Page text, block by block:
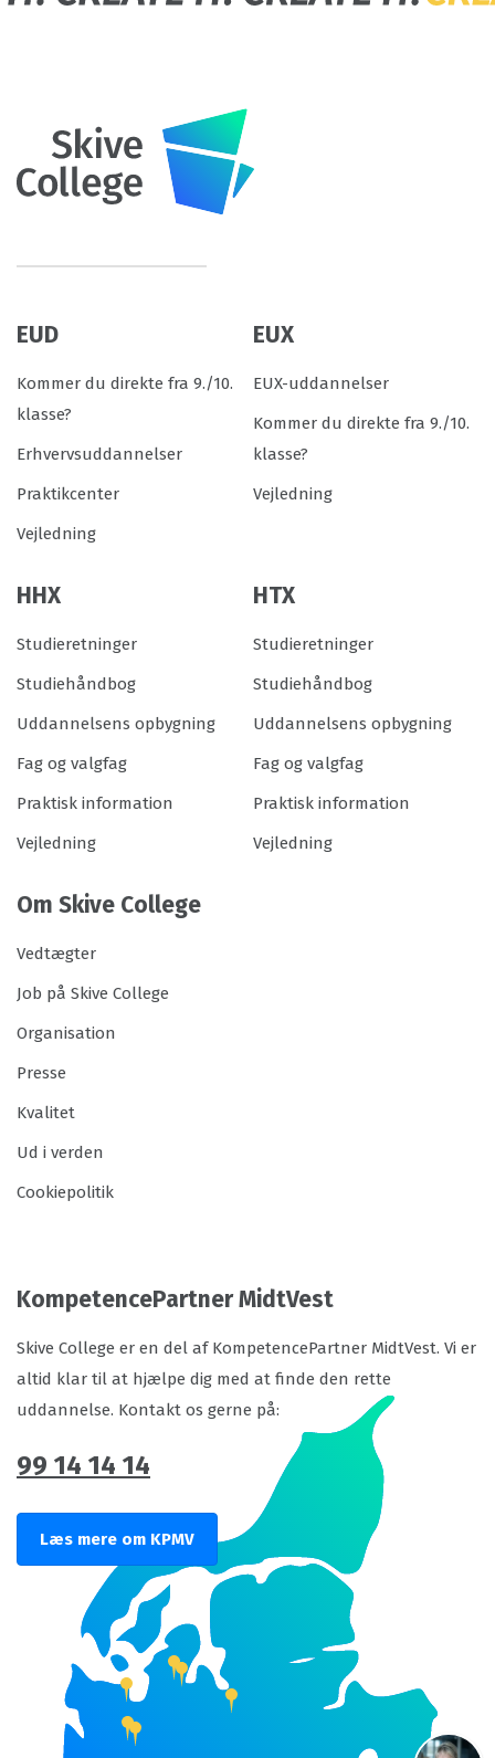
EUD
Kommer du direkte fra 9./10.
klasse?
Erhvervsuddannelser
Praktikcenter
Vejledning
EUX
EUX-uddannelser
Kommer du direkte fra 9./10.
klasse?
Vejledning
HHX
Studieretninger
Studiehåndbog
Uddannelsens opbygning
Fag og valgfag
Praktisk information
Vejledning
HTX
Studieretninger
Studiehåndbog
Uddannelsens opbygning
Fag og valgfag
Praktisk information
Vejledning
Om Skive College
Vedtægter
Job på Skive College
Organisation
Presse
Kvalitet
Ud i verden
Cookiepolitik
KompetencePartner MidtVest
Skive College er en del af KompetencePartner MidtVest. Vi er
altid klar til at hjælpe dig med at finde den rette
uddannelse. Kontakt os gerne på:
99 14 14 14
Læs mere om KPMV